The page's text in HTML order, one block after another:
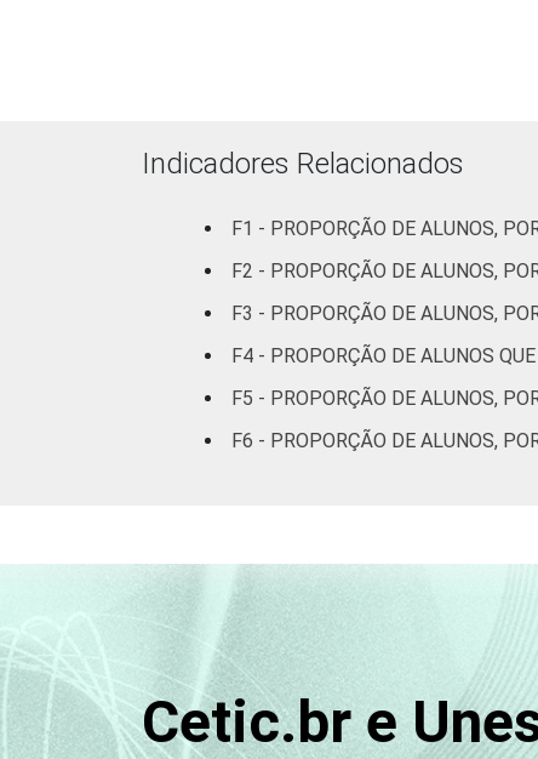
Base: 9213 alunos. Resposta
Indicadores Relacionados
F1 - PROPORÇÃO DE ALUNOS,
F2 - PROPORÇÃO DE ALUNOS,
F3 - PROPORÇÃO DE ALUNOS,
F4 - PROPORÇÃO DE ALUNOS
F5 - PROPORÇÃO DE ALUNOS,
F6 - PROPORÇÃO DE ALUNOS,
Cetic.br e